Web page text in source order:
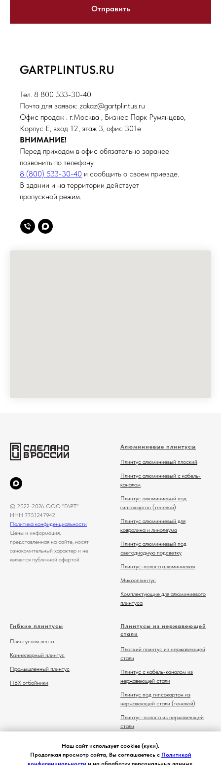
Наш сайт использует cookies (куки).
Продолжая просмотр сайта, Вы соглашаетесь с Политикой
Отправить
GARTPLINTUS.RU
Тел. 8 800 533-30-40
Почта для заявок: zakaz@gartplintus.ru
Офис продаж : г.Москва , Бизнес Парк Румянцево,
Корпус Е, вход 12, этаж 3, офис 301е
ВНИМАНИЕ!
Перед приходом в офис обязательно заранее
позвонить по телефону
8 (800) 533-30-40 и сообщить о своем приезде.
В здании и на территории действует
пропускной режим.
© 2022-2026 ООО "ГАРТ"
ИНН 7751247942
Политика конфиденциальности
Цены и информация,
представленная на сайте, носят
ознакомительный характер и не
является публичной офертой
Алюминиевые плинтусы
Плинтус алюминиевый плоский
Плинтус алюминиевый с кабель-
каналом
Плинтус алюминиевый под
гипсокартон (теневой)
Плинтус алюминиевый для
ковролина и линолеума
Плинтус алюминиевый под
светодиодную подсветку
Плинтус-полоса алюминиевая
Микроплинтус
Комплектующие для алюминиевого
плинтуса
Гибкие плинтусы
Плинтусная лента
Каннелюрный плинтус
Промышленный плинтус
ПВХ отбойники
Плинтусы из нержавеющей
стали
Плоский плинтус из нержавеющей
стали
Плинтус с кабель-каналом из
нержавеющей стали
Плинтус под гипсокартон из
нержавеющей стали (теневой)
Плинтус-полоса из нержавеющей
стали
нержавеющей стали